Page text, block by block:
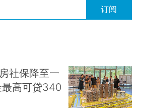
订阅
社保降至一
高可贷340